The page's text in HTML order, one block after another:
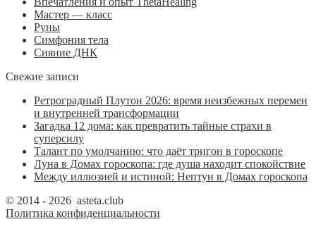
Мастер — класс
Руны
Симфония тела
Сияние ДНК
Свежие записи
Ретроградный Плутон 2026: время неизбежных перемен
и внутренней трансформации
Загадка 12 дома: как превратить тайные страхи в
суперсилу
Талант по умолчанию: что даёт тригон в гороскопе
Луна в Домах гороскопа: где душа находит спокойствие
Между иллюзией и истиной: Нептун в Домах гороскопа
© 2014 - 2026 asteta.club
Политика конфиденциальности